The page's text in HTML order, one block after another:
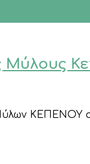
Μύλους
ΚΕΠΕΝΟΥ